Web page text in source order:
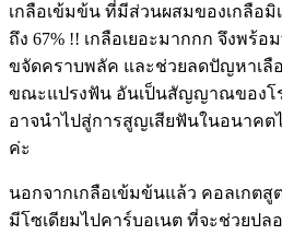
เกลือเข้มข้น ที่มีส่วนผสมของเกลือมิ
ถึง 67% !! เกลือเยอะมากกก จึงพร้อ
ขจัดคราบพลัค และช่วยลดปัญหาเลื
ขณะแปรงฟัน อันเป็นสัญญาณของโ
อาจนำไปสู่การสูญเสียฟันในอนาคต
ค่ะ
นอกจากเกลือเข้มข้นแล้ว คอลเกตสู
มีโซเดียมไปคาร์บอเนต ที่จะช่วยปล